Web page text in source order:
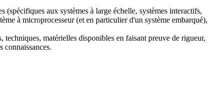
aux systèmes à large échelle, systèmes interactifs,
à microprocesseur (et en particulier d'un système embarqué),
matérielles disponibles en faisant preuve de rigueur,
connaissances.